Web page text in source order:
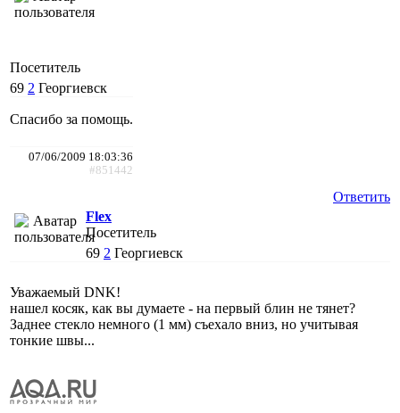
Посетитель
69 2 Георгиевск
Спасибо за помощь.
07/06/2009 18:03:36
#851442
Ответить
Flex
Посетитель
69 2 Георгиевск
Уважаемый DNK!
нашел косяк, как вы думаете - на первый блин не тянет?
Заднее стекло немного (1 мм) съехало вниз, но учитывая
тонкие швы...